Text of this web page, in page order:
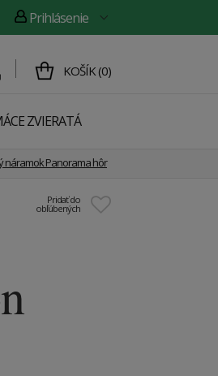
Prihlásenie
KOŠÍK (0)
ZVIERATÁ
náramok Panorama hôr
Pridať do
obľúbených